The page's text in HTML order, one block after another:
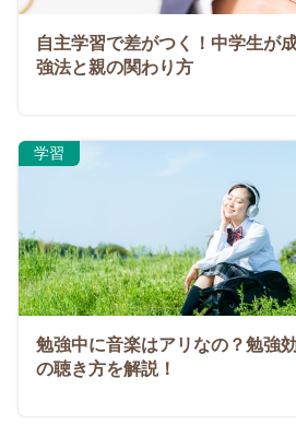
自主学習で差がつく！中学生が
強法と親の関わり方
勉強中に音楽はアリなの？勉強
の聴き方を解説！
学習